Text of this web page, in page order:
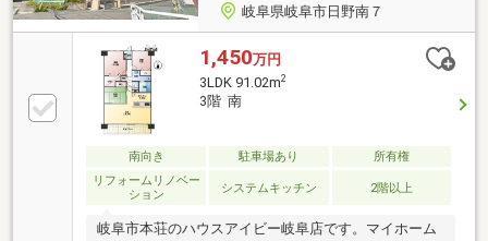
岐阜県岐阜市日野南７
1,450万円
3LDK 91.02m2
3階 南
南向き 駐車場あり
所有権
リフォームリノベー
ション
システムキッチン 2階以上
岐阜市本荘のハウスアイビー岐阜店です。マイホーム